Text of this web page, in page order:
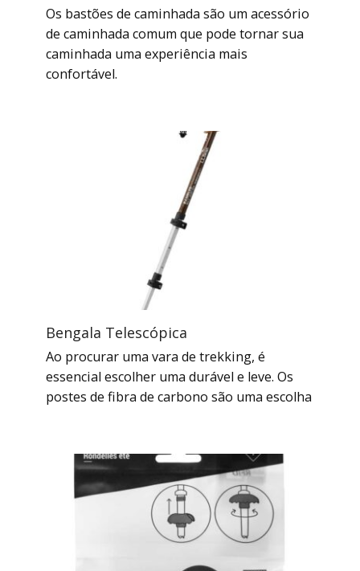
Os bastões de caminhada são um acessório
de caminhada comum que pode tornar sua
caminhada uma experiência mais
confortável.
Bengala Telescópica
Ao procurar uma vara de trekking, é
essencial escolher uma durável e leve. Os
postes de fibra de carbono são uma escolha